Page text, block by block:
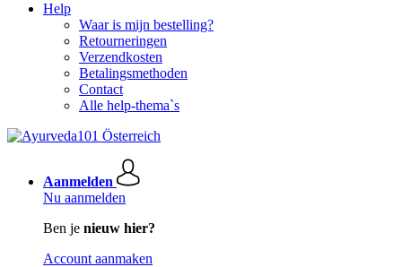
Help
Waar is mijn bestelling?
Retourneringen
Verzendkosten
Betalingsmethoden
Contact
Alle help-thema`s
Aanmelden
Nu aanmelden
Ben je nieuw hier?
Account aanmaken